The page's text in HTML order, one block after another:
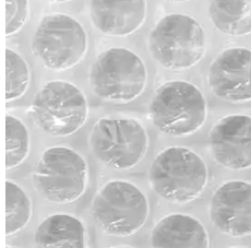
ПУЗЫРЧАТАЯ ПЛЕНКА
Двухслойная
Трехслойная
С большим пузырем